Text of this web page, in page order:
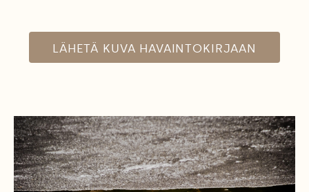
LÄHETÄ KUVA HAVAINTOKIRJAAN